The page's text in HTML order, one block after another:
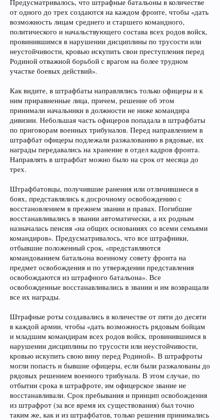
Предусматривалось, что штрафные батальоны в количестве
от одного до трех создаются на каждом фронте, чтобы «дать
возможность лицам среднего и старшего командного,
политического и начальствующего состава всех родов войск,
провинившимся в нарушении дисциплины по трусости или
неустойчивости, кровью искупить свои преступления перед
Родиной отважной борьбой с врагом на более трудном
участке боевых действий».
Как видите, в штрафбаты направлялись только офицеры и к
ним приравненные лица, причем, решение об этом
принимали начальники в должности не ниже командира
дивизии. Небольшая часть офицеров попадала в штрафбаты
по приговорам военных трибуналов. Перед направлением в
штрафбат офицеры подлежали разжалованию в рядовые, их
награды передавались на хранение в отдел кадров фронта.
Направлять в штрафбат можно было на срок от месяца до
трех.
Штрафбатовцы, получившие ранения или отличившиеся в
боях, представлялись к досрочному освобождению с
восстановлением в прежнем звании и правах. Погибшие
восстанавливались в звании автоматически, а их родным
назначалась пенсия «на общих основаниях со всеми семьями
командиров». Предусматривалось, что все штрафники,
отбывшие положенный срок, «представляются
командованием батальона военному совету фронта на
предмет освобождения и по утверждении представления
освобождаются из штрафного батальона». Все
освобожденные восстанавливались в звании и им возвращали
все их награды.
Штрафные роты создавались в количестве от пяти до десяти
в каждой армии, чтобы «дать возможность рядовым бойцам
и младшим командирам всех родов войск, провинившимся в
нарушении дисциплины по трусости или неустойчивости,
кровью искупить свою вину перед Родиной». В штрафроты
могли попасть и бывшие офицеры, если были разжалованы до
рядовых решением военного трибунала. В этом случае, по
отбытии срока в штрафроте, им офицерское звание не
восстанавливали. Срок пребывания и принцип освобождения
из штрафрот (за все время их существования) был точно
таким же, как и из штрафбатов, только решения принимались